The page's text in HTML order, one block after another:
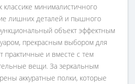
классике минималистичного
лишних деталей и пышного
объект эффектным
прекрасным выбором для
практичные и вместе с тем
вещи. За зеркальным
аккуратные полки, которые